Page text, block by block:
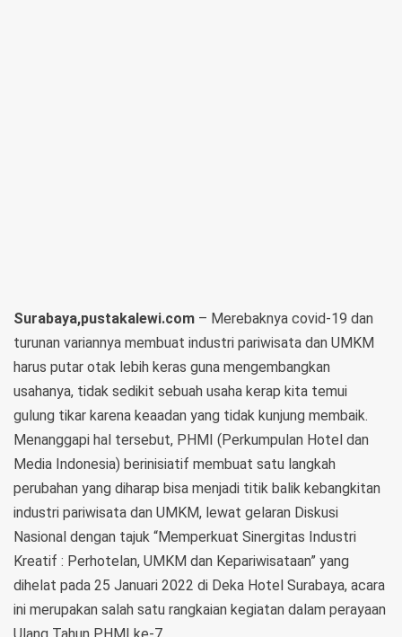
Surabaya,pustakalewi.com – Merebaknya covid-19 dan
turunan variannya membuat industri pariwisata dan UMKM
harus putar otak lebih keras guna mengembangkan
usahanya, tidak sedikit sebuah usaha kerap kita temui
gulung tikar karena keaadan yang tidak kunjung membaik.
Menanggapi hal tersebut, PHMI (Perkumpulan Hotel dan
Media Indonesia) berinisiatif membuat satu langkah
perubahan yang diharap bisa menjadi titik balik kebangkitan
industri pariwisata dan UMKM, lewat gelaran Diskusi
Nasional dengan tajuk “Memperkuat Sinergitas Industri
Kreatif : Perhotelan, UMKM dan Kepariwisataan” yang
dihelat pada 25 Januari 2022 di Deka Hotel Surabaya, acara
ini merupakan salah satu rangkaian kegiatan dalam perayaan
Ulang Tahun PHMI ke-7.